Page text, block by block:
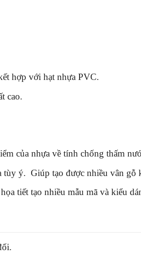
hợp với hạt nhựa PVC.
cao.
của nhựa về tính chống thấm
tùy ý. Giúp tạo được nhiều vân gỗ
tiết tạo nhiều mẫu mã và kiểu